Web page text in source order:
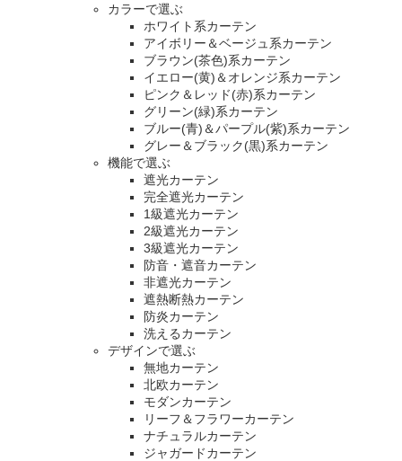
カラーで選ぶ
ホワイト系カーテン
アイボリー＆ベージュ系カーテン
ブラウン(茶色)系カーテン
イエロー(黄)＆オレンジ系カーテン
ピンク＆レッド(赤)系カーテン
グリーン(緑)系カーテン
ブルー(青)＆パープル(紫)系カーテン
グレー＆ブラック(黒)系カーテン
機能で選ぶ
遮光カーテン
完全遮光カーテン
1級遮光カーテン
2級遮光カーテン
3級遮光カーテン
防音・遮音カーテン
非遮光カーテン
遮熱断熱カーテン
防炎カーテン
洗えるカーテン
デザインで選ぶ
無地カーテン
北欧カーテン
モダンカーテン
リーフ＆フラワーカーテン
ナチュラルカーテン
ジャガードカーテン